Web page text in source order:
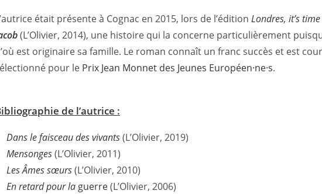
était présente à Cognac en 2015, lors de l’édition Londres, it’s
(L’Olivier, 2014), une histoire qui la concerne particulièrement
est originaire sa famille. Le roman connaît un franc succès et est
pour le Prix Jean Monnet des Jeunes Européen·ne·s.
de l’autrice :
Dans le faisceau des vivants(L’Olivier, 2019)
Mensonges(L’Olivier, 2011)
Les Âmes sœurs(L’Olivier, 2010)
En retard pour la guerre(L’Olivier, 2006)